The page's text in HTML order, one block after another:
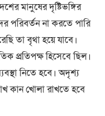
মানুষের দৃষ্টিভঙ্গির
পরিবর্তন না করতে পারি
তা বৃথা হয়ে যাবে।
প্রতিপক্ষ হিসেবে ছিল।
নিতে হবে। অদৃশ্য
কান খোলা রাখতে হবে